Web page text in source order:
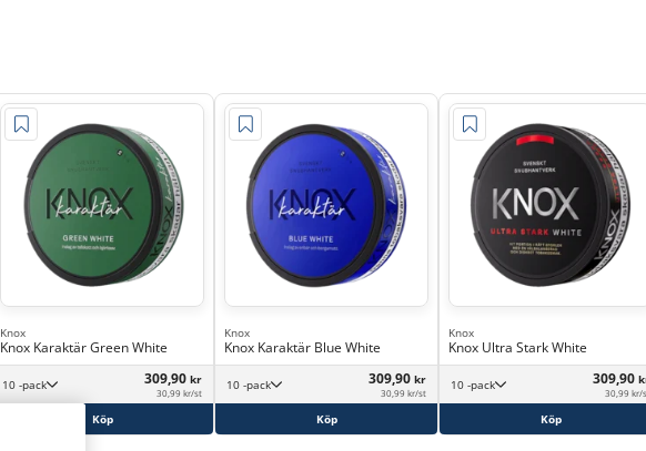
Knox
Knox Karaktär Green White
10 -pack 309,90 kr
30,99 kr/st
Köp
Knox
Knox Karaktär Blue White
10 -pack 309,90 kr
30,99 kr/st
Köp
Knox
Knox Ultra Stark White
10 -pack 309,90
30,99 kr/
Köp